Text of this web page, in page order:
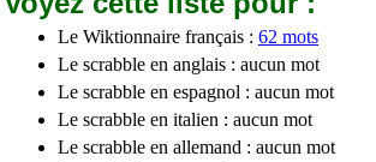
Le Wiktionnaire français : 62 mots
Le scrabble en anglais : aucun mot
Le scrabble en espagnol : aucun mot
Le scrabble en italien : aucun mot
Le scrabble en allemand : aucun mot